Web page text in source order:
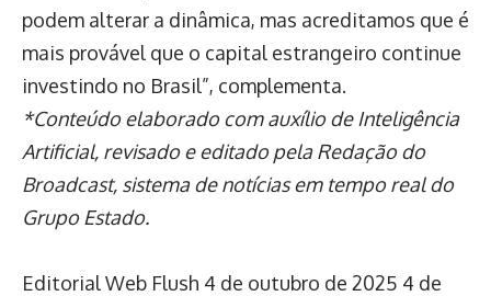
podem alterar a dinâmica, mas acreditamos que é
mais provável que o capital estrangeiro continue
investindo no Brasil”, complementa.
*Conteúdo elaborado com auxílio de Inteligência
Artificial, revisado e editado pela Redação do
Broadcast, sistema de notícias em tempo real do
Grupo Estado.
Editorial Web Flush 4 de outubro de 2025 4 de